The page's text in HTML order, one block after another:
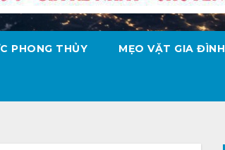
PHONG THỦY MẸO VẶT GIA ĐÌNH